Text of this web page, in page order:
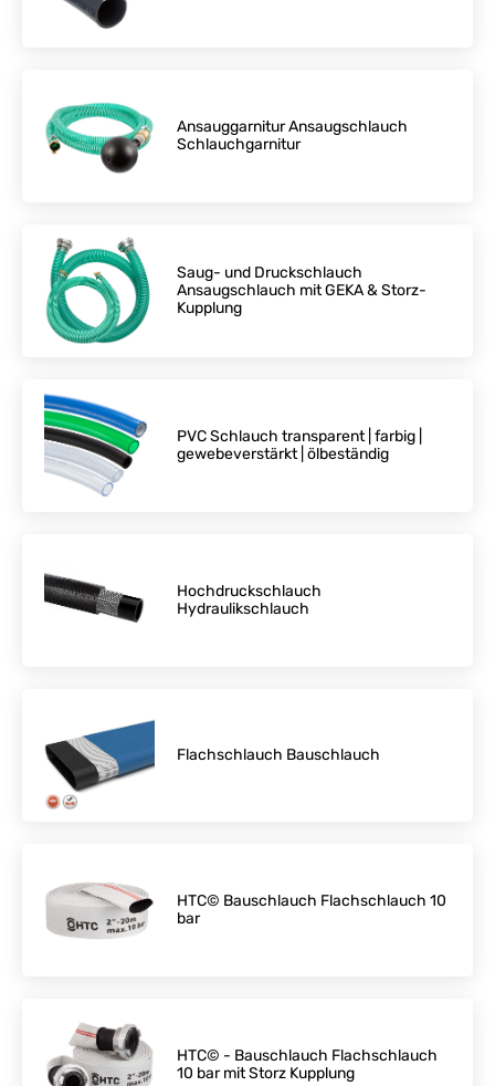
Ansauggarnitur Ansaugschlauch
Schlauchgarnitur
Saug- und Druckschlauch
Ansaugschlauch mit GEKA & Storz-
Kupplung
PVC Schlauch transparent | farbig |
gewebeverstärkt | ölbeständig
Hochdruckschlauch
Hydraulikschlauch
Flachschlauch Bauschlauch
HTC© Bauschlauch Flachschlauch 10
bar
HTC© - Bauschlauch Flachschlauch
10 bar mit Storz Kupplung